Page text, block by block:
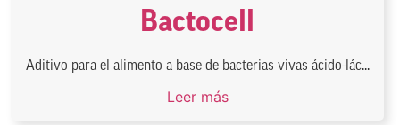
Bactocell
Aditivo para el alimento a base de bacterias vivas ácido-lác...
Leer más